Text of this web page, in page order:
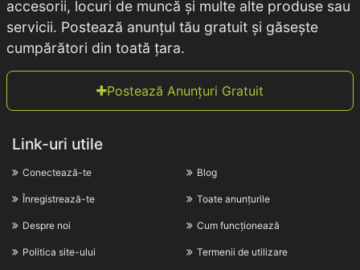
accesorii, locuri de muncă și multe alte produse sau
servicii. Postează anunțul tău gratuit și găsește
cumpărători din toată țara.
Postează Anunțuri Gratuit
Link-uri utile
Conectează-te
Înregistrează-te
Despre noi
Politica site-ului
Blog
Toate anunțurile
Cum funcționează
Termenii de utilizare